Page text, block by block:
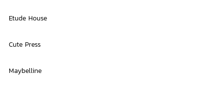
Etude House
Cute Press
Maybelline